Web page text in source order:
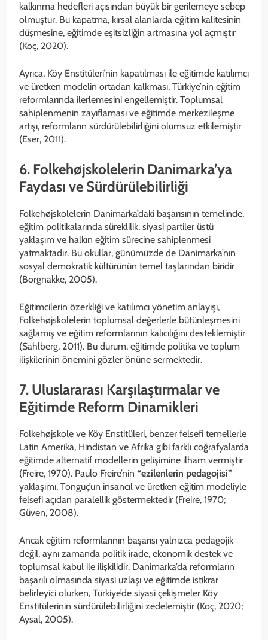
kalkınma hedefleri açısından büyük bir gerilemeye sebep
olmuştur. Bu kapatma, kırsal alanlarda eğitim kalitesinin
düşmesine, eğitimde eşitsizliğin artmasına yol açmıştır
(Koç, 2020).
Ayrıca, Köy Enstitüleri’nin kapatılması ile eğitimde katılımcı
ve üretken modelin ortadan kalkması, Türkiye’nin eğitim
reformlarında ilerlemesini engellemiştir. Toplumsal
sahiplenmenin zayıflaması ve eğitimde merkezileşme
artışı, reformların sürdürülebilirliğini olumsuz etkilemiştir
(Eser, 2011).
6. Folkehøjskolelerin Danimarka’ya
Faydası ve Sürdürülebilirliği
Folkehøjskolelerin Danimarka’daki başarısının temelinde,
eğitim politikalarında süreklilik, siyasi partiler üstü
yaklaşım ve halkın eğitim sürecine sahiplenmesi
yatmaktadır. Bu okullar, günümüzde de Danimarka’nın
sosyal demokratik kültürünün temel taşlarından biridir
(Borgnakke, 2005).
Eğitimcilerin özerkliği ve katılımcı yönetim anlayışı,
Folkehøjskolelerin toplumsal değerlerle bütünleşmesini
sağlamış ve eğitim reformlarının kalıcılığını desteklemiştir
(Sahlberg, 2011). Bu durum, eğitimde politika ve toplum
ilişkilerinin önemini gözler önüne sermektedir.
7. Uluslararası Karşılaştırmalar ve
Eğitimde Reform Dinamikleri
Folkehøjskole ve Köy Enstitüleri, benzer felsefi temellerle
Latin Amerika, Hindistan ve Afrika gibi farklı coğrafyalarda
eğitimde alternatif modellerin gelişimine ilham vermiştir
(Freire, 1970). Paulo Freire’nin “ezilenlerin pedagojisi”
yaklaşımı, Tonguç’un insancıl ve üretken eğitim modeliyle
felsefi açıdan paralellik göstermektedir (Freire, 1970;
Güven, 2008).
Ancak eğitim reformlarının başarısı yalnızca pedagojik
değil, aynı zamanda politik irade, ekonomik destek ve
toplumsal kabul ile ilişkilidir. Danimarka’da reformların
başarılı olmasında siyasi uzlaşı ve eğitimde istikrar
belirleyici olurken, Türkiye’de siyasi çekişmeler Köy
Enstitülerinin sürdürülebilirliğini zedelemiştir (Koç, 2020;
Aysal, 2005).